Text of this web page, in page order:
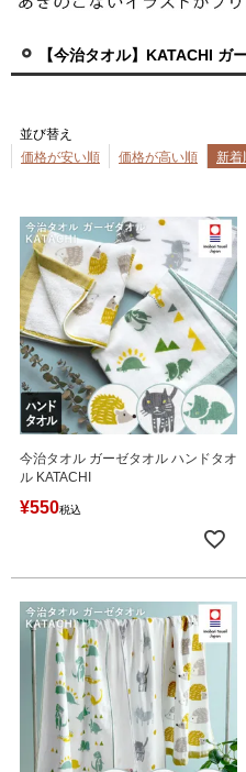
【今治タオル】KATACHI ガ
並び替え
価格が安い順
価格が高い順 新着
今治タオル ガーゼタオル ハンドタオ
ル KATACHI
¥550税込